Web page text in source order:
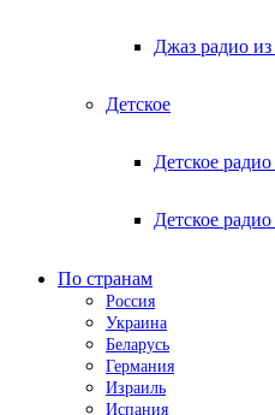
Джаз радио
Детское
Детское
Детское
По странам
Россия
Украина
Беларусь
Германия
Израиль
Испания